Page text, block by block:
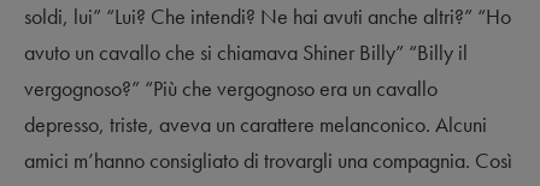
soldi, lui” “Lui? Che intendi? Ne hai avuti anche altri?” “Ho
avuto un cavallo che si chiamava Shiner Billy” “Billy il
vergognoso?” “Più che vergognoso era un cavallo
depresso, triste, aveva un carattere melanconico. Alcuni
amici m’hanno consigliato di trovargli una compagnia. Così